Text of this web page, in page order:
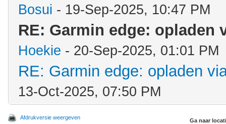
Bosui - 19-Sep-2025, 10:47 PM
RE: Garmin edge: opladen
Hoekie - 20-Sep-2025, 01:01 PM
RE: Garmin edge: opladen
13-Oct-2025, 07:50 PM
Afdrukversie weergeven Ga naar